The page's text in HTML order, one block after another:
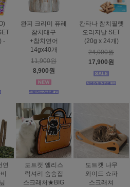
-
완피 크리미 퓨레
참치대구
+참치연어
14gx40개
11,900원
8,900원
칸타나 참치필렛
오리지날 SET
(20g x 24개)
24,000원
17,900원
연
도트캣 엘리스
럭셔리 숨숨집
스크래처★BIG
도트캣 냐무
와이드 쇼파
스크래쳐